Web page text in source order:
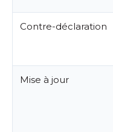
Contre-déclaration
Mise à jour